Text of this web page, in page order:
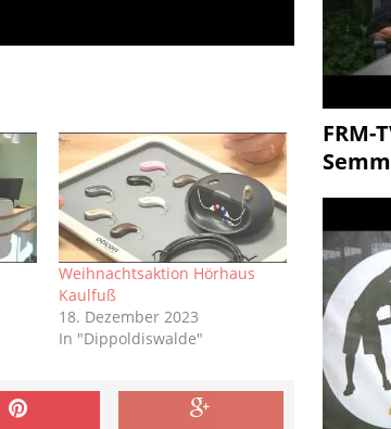
Weihnachtsaktion Hörhaus
Kaulfuß
18. Dezember 2023
In "Dippoldiswalde"
FRM-